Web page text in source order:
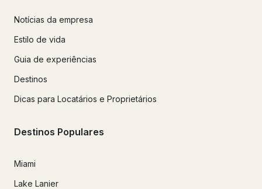
Notícias da empresa
Estilo de vida
Guia de experiências
Destinos
Dicas para Locatários e Proprietários
Destinos Populares
Miami
Lake Lanier